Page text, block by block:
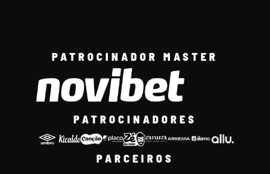
PATROCINADOR MASTER
PATROCINADORES
PARCEIROS